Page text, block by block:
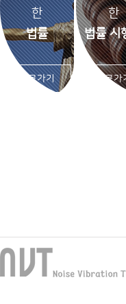
한
법률
바로가기
한
법률 시
바로가